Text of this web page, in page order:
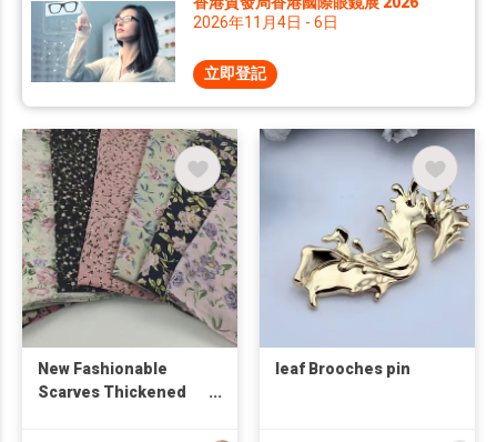
2026年11月4日 - 6日
立即登記
New Fashionable
Scarves Thickened
leaf Brooches pin